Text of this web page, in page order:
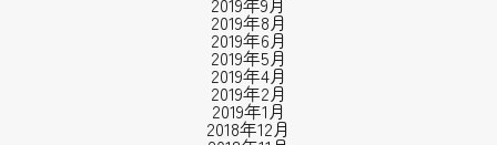
2019年8月
2019年6月
2019年5月
2019年4月
2019年2月
2019年1月
2018年12月